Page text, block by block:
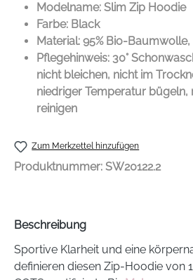
Modelname: Slim Zip Hoodie
Farbe: Black
Material: 95% Bio-Baumwolle,
Pflegehinweis: 30°
nicht bleichen, nicht im
niedriger Temperatur bügeln,
reinigen
Zum Merkzettel hinzufügen
Produktnummer: SW20122.2
Beschreibung
Sportive Klarheit und eine
definieren diesen Zip-Hoodie von